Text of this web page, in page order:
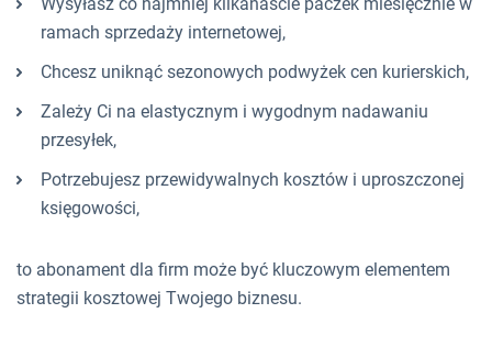
ramach sprzedaży internetowej,
Chcesz uniknąć sezonowych podwyżek cen kurierskich,
Zależy Ci na elastycznym i wygodnym nadawaniu
przesyłek,
Potrzebujesz przewidywalnych kosztów i uproszczonej
księgowości,
to abonament dla firm może być kluczowym elementem
strategii kosztowej Twojego biznesu.